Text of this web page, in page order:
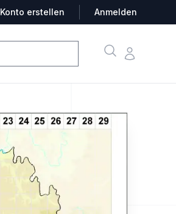
Konto erstellen Anmelden
SucheKonto